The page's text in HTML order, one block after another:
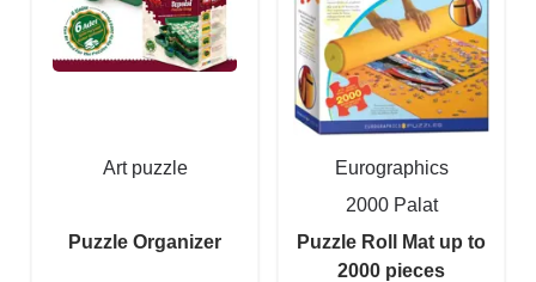
Art puzzle
Puzzle Organizer
Eurographics
2000 Palat
Puzzle Roll Mat up to
2000 pieces